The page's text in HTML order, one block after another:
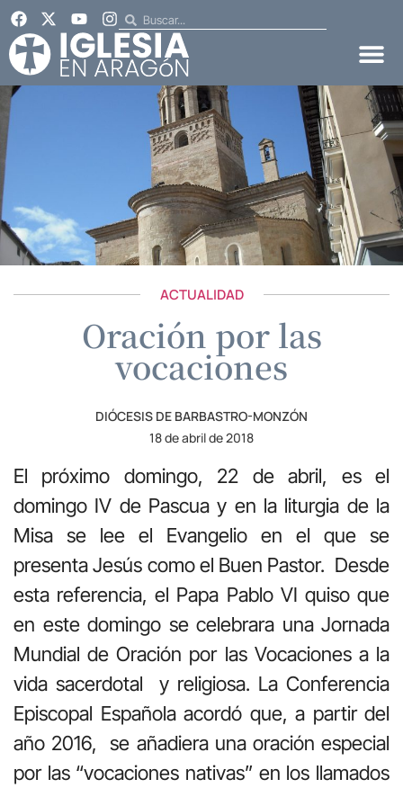
ACTUALIDAD
Oración por las
vocaciones
DIÓCESIS DE BARBASTRO-MONZÓN
18 de abril de 2018
El próximo domingo, 22 de abril, es el
domingo IV de Pascua y en la liturgia de la
Misa se lee el Evangelio en el que se
presenta Jesús como el Buen Pastor. Desde
esta referencia, el Papa Pablo VI quiso que
en este domingo se celebrara una Jornada
Mundial de Oración por las Vocaciones a la
vida sacerdotal y religiosa. La Conferencia
Episcopal Española acordó que, a partir del
año 2016, se añadiera una oración especial
por las “vocaciones nativas” en los llamados